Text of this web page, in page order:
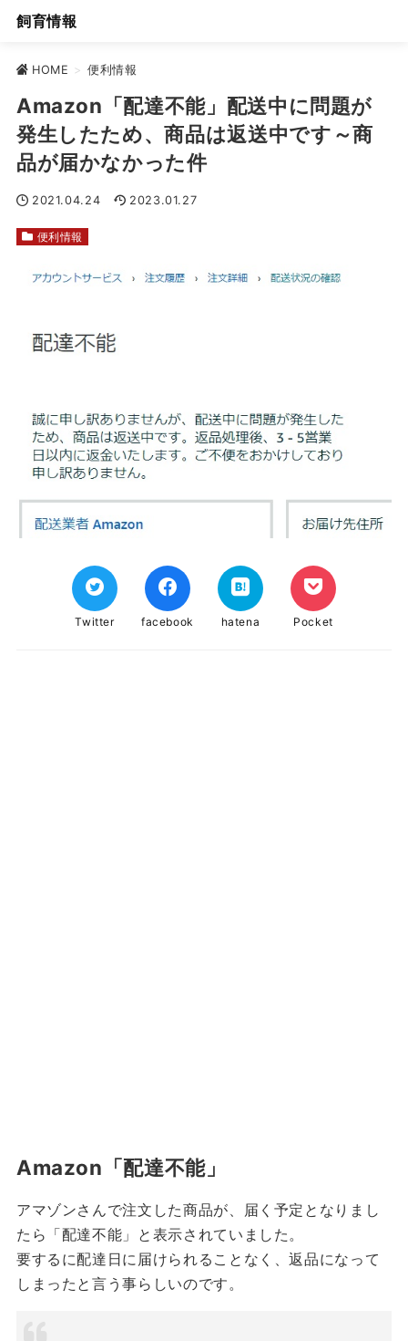
飼育情報
HOME > 便利情報
Amazon「配達不能」配送中に問題が
発生したため、商品は返送中です～商
品が届かなかった件
2021.04.24 2023.01.27
便利情報
Twitter facebook hatena Pocket
Amazon「配達不能」
アマゾンさんで注文した商品が、届く予定となりまし
たら「配達不能」と表示されていました。
要するに配達日に届けられることなく、返品になって
しまったと言う事らしいのです。